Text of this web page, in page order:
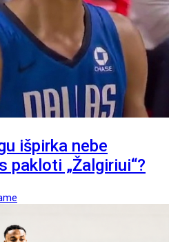
išpirka nebe
pakloti „Žalgiriui“?